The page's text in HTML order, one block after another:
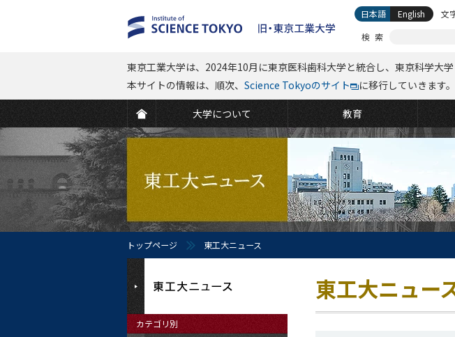
大学について 教育
東京工業大学は、2024年10月に東京医科歯科大学と統合し、東京科学大
本サイトの情報は、順次、 Science Tokyoのサイト に移行していきます
検索
日本語 English 文
トップページ 東工大ニュース
東工大ニュー
カテゴリ別